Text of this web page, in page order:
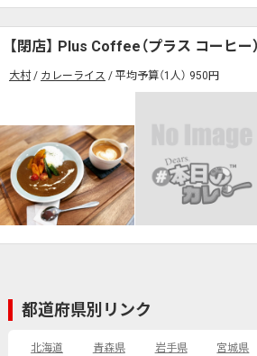
【閉店】 Plus Coffee（プラス コーヒー）
大村 カレーライス 平均予算（1人） 950円
都道府県別リンク
北海道 青森県 岩手県 宮城県